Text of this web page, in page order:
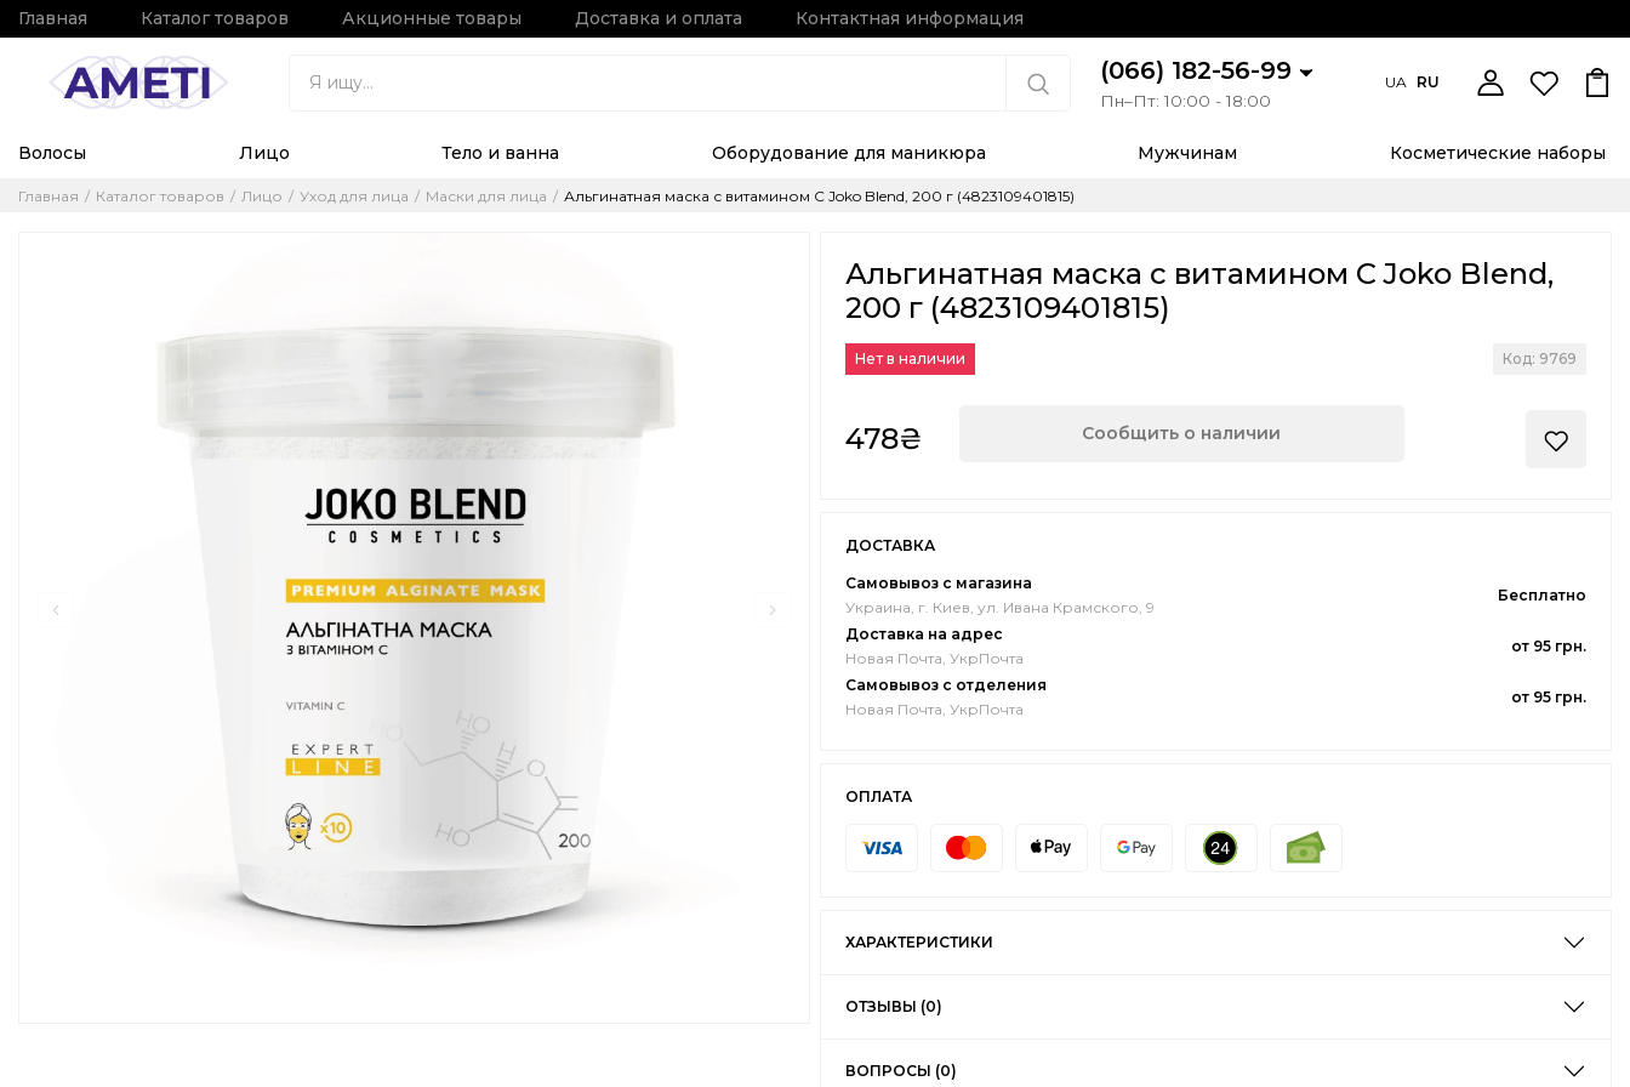
Главная Каталог товаров Акционные товары Доставка и оплата Контактная информация
(066) 182-56-99
Пн–Пт: 10:00 - 18:00
UA RU
Волосы Лицо Тело и ванна Оборудование для маникюра Мужчинам Косметические наборы
Главная Каталог товаров Лицо Уход для лица Маски для лица Альгинатная маска с витамином C Joko Blend, 200 г (4823109401815)
Альгинатная маска с витамином C Joko Blend,
200 г (4823109401815)
Нет в наличии Код: 9769
478₴ Сообщить о наличии
ДОСТАВКА
Самовывоз с магазина
Украина, г. Киев, ул. Ивана Крамского, 9
Бесплатно
Доставка на адрес
Новая Почта, УкрПочта
от 95 грн.
Самовывоз с отделения
Новая Почта, УкрПочта
от 95 грн.
ОПЛАТА
ХАРАКТЕРИСТИКИ
ОТЗЫВЫ (0)
ВОПРОСЫ (0)